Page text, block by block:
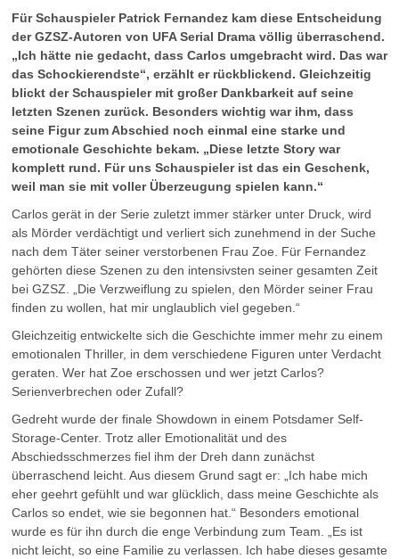
Für Schauspieler Patrick Fernandez kam diese Entscheidung
der GZSZ-Autoren von UFA Serial Drama völlig überraschend.
„Ich hätte nie gedacht, dass Carlos umgebracht wird. Das war
das Schockierendste“, erzählt er rückblickend. Gleichzeitig
blickt der Schauspieler mit großer Dankbarkeit auf seine
letzten Szenen zurück. Besonders wichtig war ihm, dass
seine Figur zum Abschied noch einmal eine starke und
emotionale Geschichte bekam. „Diese letzte Story war
komplett rund. Für uns Schauspieler ist das ein Geschenk,
weil man sie mit voller Überzeugung spielen kann.“
Carlos gerät in der Serie zuletzt immer stärker unter Druck, wird
als Mörder verdächtigt und verliert sich zunehmend in der Suche
nach dem Täter seiner verstorbenen Frau Zoe. Für Fernandez
gehörten diese Szenen zu den intensivsten seiner gesamten Zeit
bei GZSZ. „Die Verzweiflung zu spielen, den Mörder seiner Frau
finden zu wollen, hat mir unglaublich viel gegeben.“
Gleichzeitig entwickelte sich die Geschichte immer mehr zu einem
emotionalen Thriller, in dem verschiedene Figuren unter Verdacht
geraten. Wer hat Zoe erschossen und wer jetzt Carlos?
Serienverbrechen oder Zufall?
Gedreht wurde der finale Showdown in einem Potsdamer Self-
Storage-Center. Trotz aller Emotionalität und des
Abschiedsschmerzes fiel ihm der Dreh dann zunächst
überraschend leicht. Aus diesem Grund sagt er: „Ich habe mich
eher geehrt gefühlt und war glücklich, dass meine Geschichte als
Carlos so endet, wie sie begonnen hat.“ Besonders emotional
wurde es für ihn durch die enge Verbindung zum Team. „Es ist
nicht leicht, so eine Familie zu verlassen. Ich habe dieses gesamte